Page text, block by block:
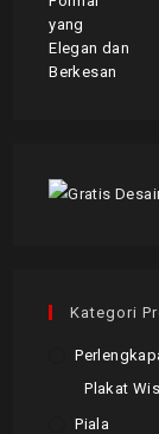
Kategori
Plakat
Piala